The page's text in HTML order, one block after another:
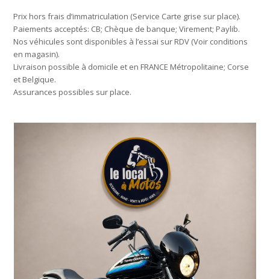
Prix hors frais d’immatriculation (Service Carte grise sur place).
Paiements acceptés: CB; Chèque de banque; Virement; Paylib.
Nos véhicules sont disponibles à l’essai sur RDV (Voir conditions
en magasin).
Livraison possible à domicile et en FRANCE Métropolitaine; Corse
et Belgique.
Assurances possibles sur place.